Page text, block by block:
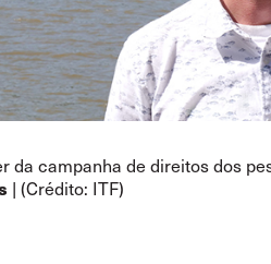
da campanha de direitos dos
| (Crédito: ITF)